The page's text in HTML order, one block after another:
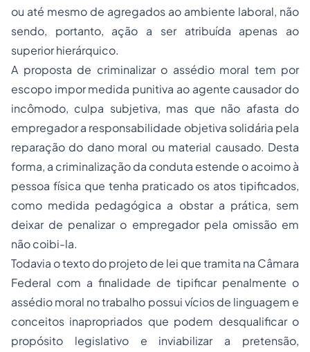
ou até mesmo de agregados ao ambiente laboral, não
sendo, portanto, ação a ser atribuída apenas ao
superior hierárquico.
A proposta de criminalizar o assédio moral tem por
escopo impor medida punitiva ao agente causador do
incômodo, culpa subjetiva, mas que não afasta do
empregador a responsabilidade objetiva solidária pela
reparação do dano moral ou material causado. Desta
forma, a criminalização da conduta estende o acoimo à
pessoa física que tenha praticado os atos tipificados,
como medida pedagógica a obstar a prática, sem
deixar de penalizar o empregador pela omissão em
não coibi-la.
Todavia o texto do projeto de lei que tramita na Câmara
Federal com a finalidade de tipificar penalmente o
assédio moral no trabalho possui vícios de linguagem e
conceitos inapropriados que podem desqualificar o
propósito legislativo e inviabilizar a pretensão,